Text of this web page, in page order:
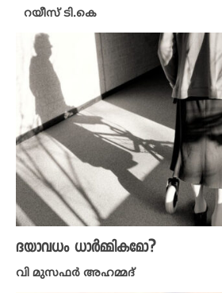
റയീസ് ടി.കെ
ദയാവധം ധാർമ്മികമോ?
വി മുസഫർ അഹമ്മദ്